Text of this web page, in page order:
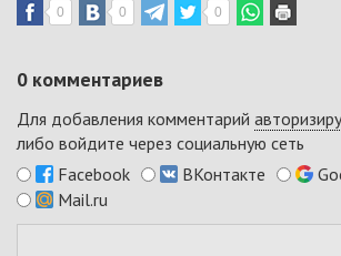
0 0 0
0 комментариев
Для добавления комментарий
либо войдите через социальную сеть
Facebook
ВКонтакте
Mail.ru